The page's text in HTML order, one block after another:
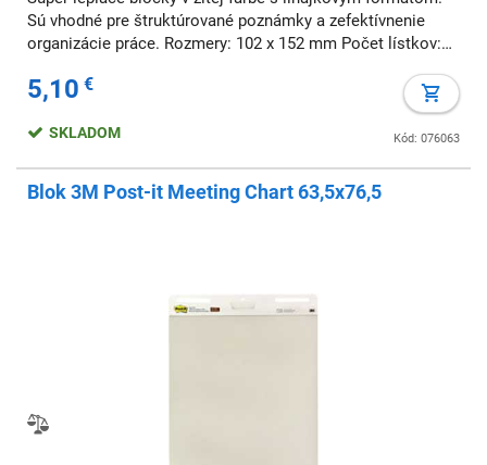
Sú vhodné pre štruktúrované poznámky a zefektívnenie
organizácie práce. Rozmery: 102 x 152 mm Počet lístkov:
5,10 €
Kód: 076063
SKLADOM
Blok 3M Post-it Meeting Chart 63,5x76,5